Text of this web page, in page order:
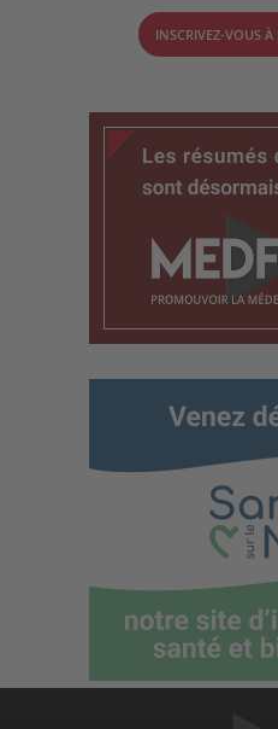
INSCRIVEZ-VOUS À